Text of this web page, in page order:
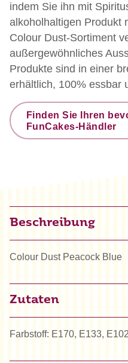
indem Sie ihn mit
alkoholhaltigen Produkt
Colour Dust-Sortiment
außergewöhnliches
Produkte sind in einer
erhältlich, 100% essbar
Finden Sie Ihren
FunCakes-Händler
Beschreibung
Colour Dust Peacock Blue
Zutaten
Farbstoff: E170, E133,